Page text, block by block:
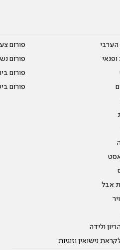
הערבי
אבל
ולידה
נישואין וזוגיות
פורום
פורום
פורום
פורום